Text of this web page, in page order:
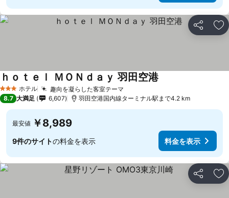
シェア お
3 ホテルのランク
ホテル 趣向を凝らした客室テーマ
ｈｏｔｅｌ ＭＯＮｄａｙ 羽田空港
8.7 大満足 6,607 羽田空港国内線ターミナル駅まで4.2 km
最安値 ￥8,989
9件のサイトの料金を表示 料金を表示
シェア お